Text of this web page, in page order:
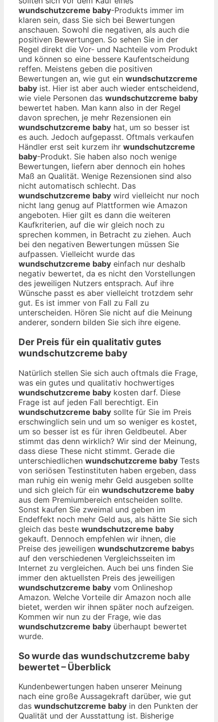
wundschutzcreme baby-Produkts immer im
klaren sein, dass Sie sich bei Bewertungen
anschauen. Sowohl die negativen, als auch die
positiven Bewertungen. So sehen Sie in der
Regel direkt die Vor- und Nachteile vom Produkt
und können so eine bessere Kaufentscheidung
reffen. Meistens geben die positiven
Bewertungen an, wie gut ein wundschutzcreme
baby ist. Hier ist aber auch wieder entscheidend,
wie viele Personen das wundschutzcreme baby
bewertet haben. Man kann also in der Regel
davon sprechen, je mehr Rezensionen ein
wundschutzcreme baby hat, um so besser ist
es auch. Jedoch aufgepasst. Oftmals verkaufen
Händler erst seit kurzem ihr wundschutzcreme
baby-Produkt. Sie haben also noch wenige
Bewertungen, liefern aber dennoch ein hohes
Maß an Qualität. Wenige Rezensionen sind also
nicht automatisch schlecht. Das
wundschutzcreme baby wird vielleicht nur noch
nicht lang genug auf Plattformen wie Amazon
angeboten. Hier gilt es dann die weiteren
Kaufkriterien, auf die wir gleich noch zu
sprechen kommen, in Betracht zu ziehen. Auch
bei den negativen Bewertungen müssen Sie
aufpassen. Vielleicht wurde das
wundschutzcreme baby einfach nur deshalb
negativ bewertet, da es nicht den Vorstellungen
des jeweiligen Nutzers entsprach. Auf ihre
Wünsche passt es aber vielleicht trotzdem sehr
gut. Es ist immer von Fall zu Fall zu
unterscheiden. Hören Sie nicht auf die Meinung
anderer, sondern bilden Sie sich ihre eigene.
Der Preis für ein qualitativ gutes
wundschutzcreme baby
Natürlich stellen Sie sich auch oftmals die Frage,
was ein gutes und qualitativ hochwertiges
wundschutzcreme baby kosten darf. Diese
Frage ist auf jeden Fall berechtigt. Ein
wundschutzcreme baby sollte für Sie im Preis
erschwinglich sein und um so weniger es kostet,
um so besser ist es für ihren Geldbeutel. Aber
stimmt das denn wirklich? Wir sind der Meinung,
dass diese These nicht stimmt. Gerade die
unterschiedlichen wundschutzcreme baby Tests
von seriösen Testinstituten haben ergeben, dass
man ruhig ein wenig mehr Geld ausgeben sollte
und sich gleich für ein wundschutzcreme baby
aus dem Premiumbereich entscheiden sollte.
Sonst kaufen Sie zweimal und geben im
Endeffekt noch mehr Geld aus, als hätte Sie sich
gleich das beste wundschutzcreme baby
gekauft. Dennoch empfehlen wir ihnen, die
Preise des jeweiligen wundschutzcreme babys
auf den verschiedenen Vergleichsseiten im
Internet zu vergleichen. Auch bei uns finden Sie
immer den aktuellsten Preis des jeweiligen
wundschutzcreme baby vom Onlineshop
Amazon. Welche Vorteile dir Amazon noch alle
bietet, werden wir ihnen später noch aufzeigen.
Kommen wir nun zu der Frage, wie das
wundschutzcreme baby überhaupt bewertet
wurde.
So wurde das wundschutzcreme baby
bewertet – Überblick
Kundenbewertungen haben unserer Meinung
nach eine große Aussagekraft darüber, wie gut
das wundschutzcreme baby in den Punkten der
Qualität und der Ausstattung ist. Bisherige